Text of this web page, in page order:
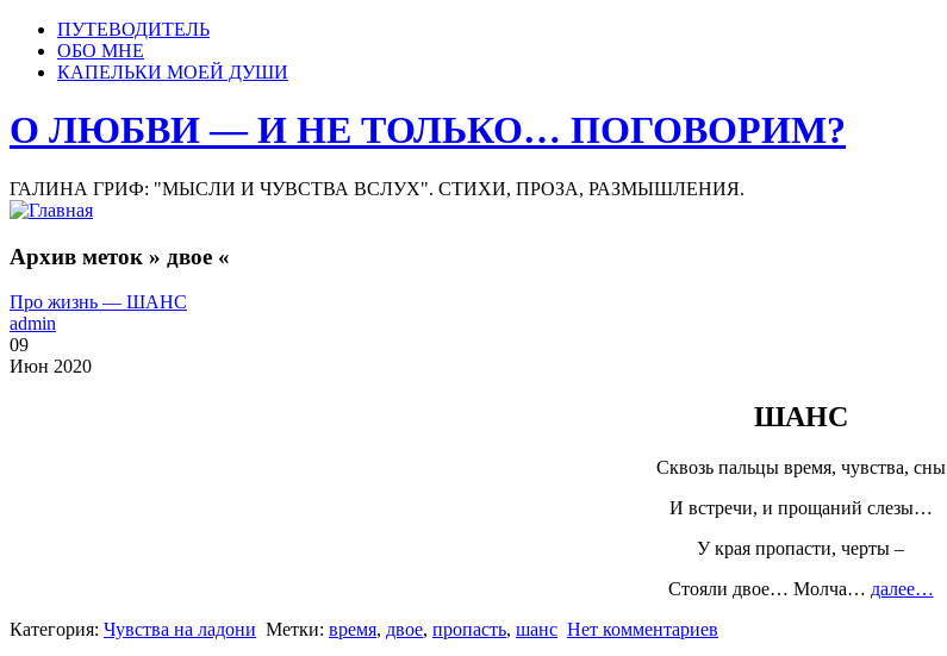
ПУТЕВОДИТЕЛЬ
ОБО МНЕ
КАПЕЛЬКИ МОЕЙ ДУШИ
О ЛЮБВИ — И НЕ ТОЛЬКО… ПОГОВОРИМ?
ГАЛИНА ГРИФ: "МЫСЛИ И ЧУВСТВА ВСЛУХ". СТИХИ, ПРОЗА, РАЗМЫШЛЕНИЯ.
Архив меток » двое «
Про жизнь — ШАНС
admin
09
Июн 2020
ШАНС
Сквозь пальцы время, чувства, сны
И встречи, и прощаний слезы…
У края пропасти, черты –
Стояли двое… Молча… далее…
Категория: Чувства на ладони Метки: время, двое, пропасть, шанс Нет комментариев